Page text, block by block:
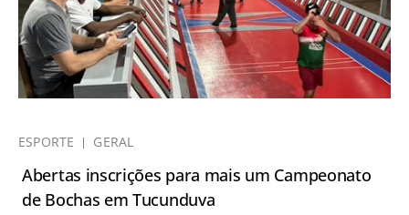
ESPORTE GERAL
Abertas inscrições para mais um Campeonato
de Bochas em Tucunduva